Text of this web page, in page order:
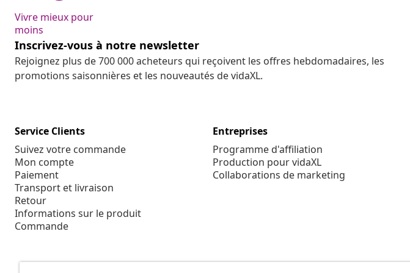
Vivre mieux pour
moins
Inscrivez-vous à notre newsletter
Rejoignez plus de 700 000 acheteurs qui reçoivent les offres hebdomadaires, les
promotions saisonnières et les nouveautés de vidaXL.
Service Clients
Suivez votre commande
Mon compte
Paiement
Transport et livraison
Retour
Informations sur le produit
Commande
Entreprises
Programme d'affiliation
Production pour vidaXL
Collaborations de marketing